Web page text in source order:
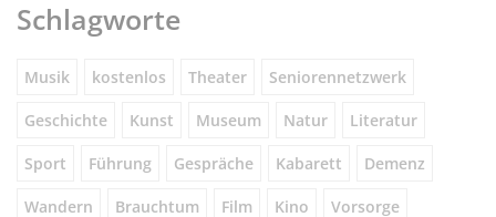
Schlagworte
Musik kostenlos Theater Seniorennetzwerk
Geschichte Kunst Museum Natur Literatur
Sport Führung Gespräche Kabarett Demenz
Wandern Brauchtum Film Kino Vorsorge